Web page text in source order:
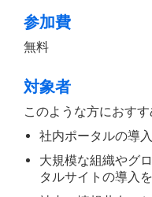
参加費
無料
対象者
このような方におすす
社内ポータルの導
大規模な組織やグ
タルサイトの導入